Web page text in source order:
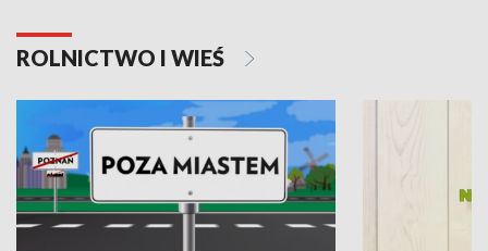
ROLNICTWO I WIEŚ